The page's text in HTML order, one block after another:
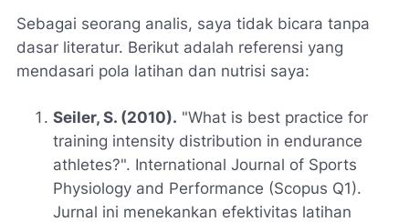
Sebagai seorang analis, saya tidak bicara tanpa
dasar literatur. Berikut adalah referensi yang
mendasari pola latihan dan nutrisi saya:
Seiler, S. (2010). "What is best practice for
training intensity distribution in endurance
athletes?". International Journal of Sports
Physiology and Performance (Scopus Q1).
Jurnal ini menekankan efektivitas latihan